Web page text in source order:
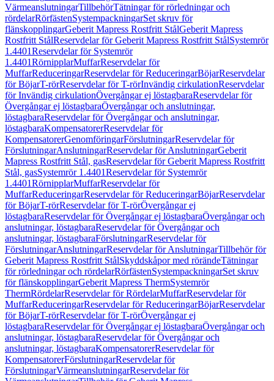
VärmeanslutningarTillbehörTätningar för rörledningar och
rördelarRörfästenSystempackningarSet skruv för
flänskopplingarGeberit Mapress Rostfritt StålGeberit Mapress
Rostfritt StålReservdelar för Geberit Mapress Rostfritt StålSystemrör
1.4401Reservdelar för Systemrör
1.4401RörnipplarMuffarReservdelar för
MuffarReduceringarReservdelar för ReduceringarBöjarReservdelar
för BöjarT-rörReservdelar för T-rörInvändig cirkulationReservdelar
för Invändig cirkulationÖvergångar ej löstagbaraReservdelar för
Övergångar ej löstagbaraÖvergångar och anslutningar,
löstagbaraReservdelar för Övergångar och anslutningar,
löstagbaraKompensatorerReservdelar för
KompensatorerGenomföringarFörslutningarReservdelar för
FörslutningarAnslutningarReservdelar för AnslutningarGeberit
Mapress Rostfritt Stål, gasReservdelar för Geberit Mapress Rostfritt
Stål, gasSystemrör 1.4401Reservdelar för Systemrör
1.4401RörnipplarMuffarReservdelar för
MuffarReduceringarReservdelar för ReduceringarBöjarReservdelar
för BöjarT-rörReservdelar för T-rörÖvergångar ej
löstagbaraReservdelar för Övergångar ej löstagbaraÖvergångar och
anslutningar, löstagbaraReservdelar för Övergångar och
anslutningar, löstagbaraFörslutningarReservdelar för
FörslutningarAnslutningarReservdelar för AnslutningarTillbehör för
Geberit Mapress Rostfritt StålSkyddskåpor med rörändeTätningar
för rörledningar och rördelarRörfästenSystempackningarSet skruv
för flänskopplingarGeberit Mapress ThermSystemrör
ThermRördelarReservdelar för RördelarMuffarReservdelar för
MuffarReduceringarReservdelar för ReduceringarBöjarReservdelar
för BöjarT-rörReservdelar för T-rörÖvergångar ej
löstagbaraReservdelar för Övergångar ej löstagbaraÖvergångar och
anslutningar, löstagbaraReservdelar för Övergångar och
anslutningar, löstagbaraKompensatorerReservdelar för
KompensatorerFörslutningarReservdelar för
FörslutningarVärmeanslutningarReservdelar för